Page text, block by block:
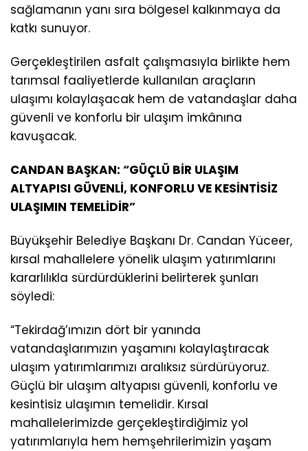
sağlamanın yanı sıra bölgesel kalkınmaya da
katkı sunuyor.
Gerçekleştirilen asfalt çalışmasıyla birlikte hem
tarımsal faaliyetlerde kullanılan araçların
ulaşımı kolaylaşacak hem de vatandaşlar daha
güvenli ve konforlu bir ulaşım imkânına
kavuşacak.
CANDAN BAŞKAN: “GÜÇLÜ BİR ULAŞIM
ALTYAPISI GÜVENLİ, KONFORLU VE KESİNTİSİZ
ULAŞIMIN TEMELİDİR”
Büyükşehir Belediye Başkanı Dr. Candan Yüceer,
kırsal mahallelere yönelik ulaşım yatırımlarını
kararlılıkla sürdürdüklerini belirterek şunları
söyledi:
“Tekirdağ’ımızın dört bir yanında
vatandaşlarımızın yaşamını kolaylaştıracak
ulaşım yatırımlarımızı aralıksız sürdürüyoruz.
Güçlü bir ulaşım altyapısı güvenli, konforlu ve
kesintisiz ulaşımın temelidir. Kırsal
mahallelerimizde gerçekleştirdiğimiz yol
yatırımlarıyla hem hemşehrilerimizin yaşam